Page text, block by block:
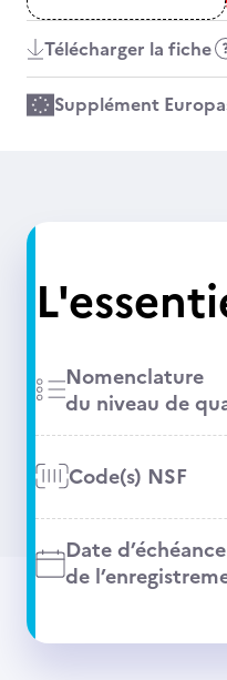
Télécharger la fiche
Supplément
Nomenclature
du niveau de
Code(s) NSF
Date d’échéance
de